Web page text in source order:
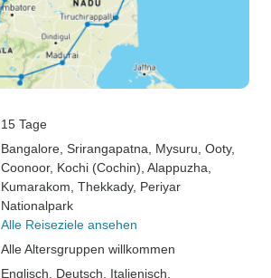
15 Tage
Bangalore , Srirangapatna , Mysuru , Ooty,
Coonoor, Kochi (Cochin) , Alappuzha
Kumarakom , Thekkady, Periyar
Nationalpark
Alle Reiseziele ansehen
Alle Altersgruppen willkommen
Englisch, Deutsch, Italienisch,